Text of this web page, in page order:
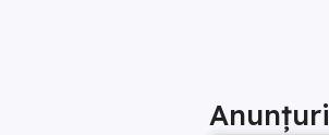
Anunțuri